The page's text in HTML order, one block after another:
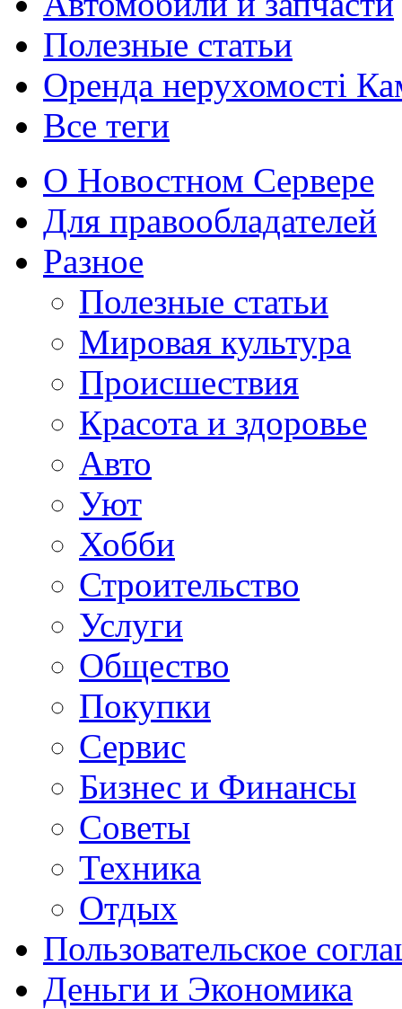
Полезные статьи
Оренда нерухомості
Все теги
О Новостном Сервере
Для правообладателей
Разное
Полезные статьи
Мировая культура
Происшествия
Красота и здоровье
Авто
Уют
Хобби
Строительство
Услуги
Общество
Покупки
Сервис
Бизнес и Финансы
Советы
Техника
Отдых
Пользовательское
Деньги и Экономика